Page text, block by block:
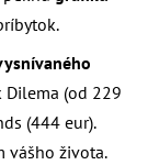
Dilema (od 229
(444 eur).
vášho života.